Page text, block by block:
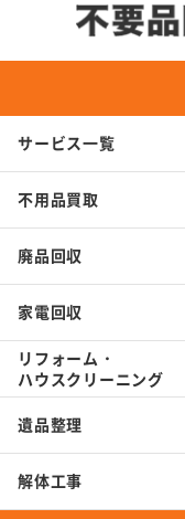
サービス一覧
不用品買取
廃品回収
家電回収
リフォーム・
ハウスクリーニング
遺品整理
解体工事